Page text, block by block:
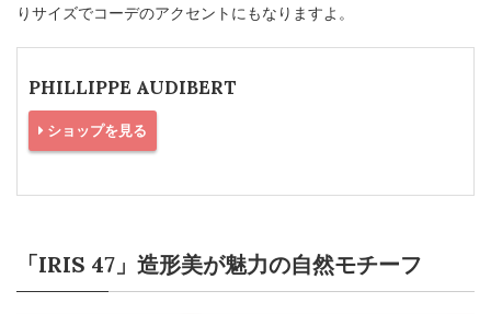
りサイズでコーデのアクセントにもなりますよ。
PHILLIPPE AUDIBERT
ショップを見る
「IRIS 47」造形美が魅力の自然モチーフ